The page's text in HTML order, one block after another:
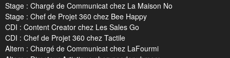
Stage : Chargé de Communicat chez La Maison No
Stage : Chef de Projet 360 chez Bee Happy
CDI : Content Creator chez Les Sales Go
CDI : Chef de Projet 360 chez Tactile
Altern : Chargé de Communicat chez LaFourmi